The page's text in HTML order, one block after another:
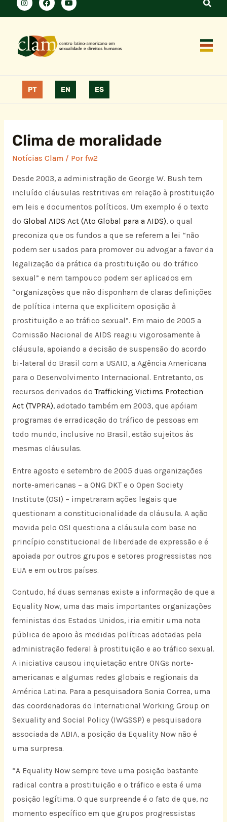
PT EN ES
Clima de moralidade
Notícias Clam/ Por fw2
Desde 2003, a administração de George W. Bush tem
incluído cláusulas restritivas em relação à prostituição
em leis e documentos políticos. Um exemplo é o texto
do Global AIDS Act (Ato Global para a AIDS), o qual
preconiza que os fundos a que se referem a lei “não
podem ser usados para promover ou advogar a favor da
legalização da prática da prostituição ou do tráfico
sexual” e nem tampouco podem ser aplicados em
“organizações que não disponham de claras definições
de política interna que explicitem oposição à
prostituição e ao tráfico sexual”. Em maio de 2005 a
Comissão Nacional de AIDS reagiu vigorosamente à
cláusula, apoiando a decisão de suspensão do acordo
bi-lateral do Brasil com a USAID, a Agência Americana
para o Desenvolvimento Internacional. Entretanto, os
recursos derivados doTrafficking Victims Protection
Act (TVPRA), adotado também em 2003, que apóiam
programas de erradicação do tráfico de pessoas em
todo mundo, inclusive no Brasil, estão sujeitos às
mesmas cláusulas.
Entre agosto e setembro de 2005 duas organizações
norte-americanas – a ONG DKT e o Open Society
Institute (OSI) – impetraram ações legais que
questionam a constitucionalidade da cláusula. A ação
movida pelo OSI questiona a cláusula com base no
princípio constitucional de liberdade de expressão e é
apoiada por outros grupos e setores progressistas nos
EUA e em outros países.
Contudo, há duas semanas existe a informação de que a
Equality Now, uma das mais importantes organizações
feministas dos Estados Unidos, iria emitir uma nota
pública de apoio às medidas políticas adotadas pela
administração federal à prostituição e ao tráfico sexual.
A iniciativa causou inquietação entre ONGs norte-
americanas e algumas redes globais e regionais da
América Latina. Para a pesquisadora Sonia Correa, uma
das coordenadoras do International Working Group on
Sexuality and Social Policy (IWGSSP) e pesquisadora
associada da ABIA, a posição da Equality Now não é
uma surpresa.
“A Equality Now sempre teve uma posição bastante
radical contra a prostituição e o tráfico e esta é uma
posição legítima. O que surpreende é o fato de que, no
momento específico em que grupos progressistas